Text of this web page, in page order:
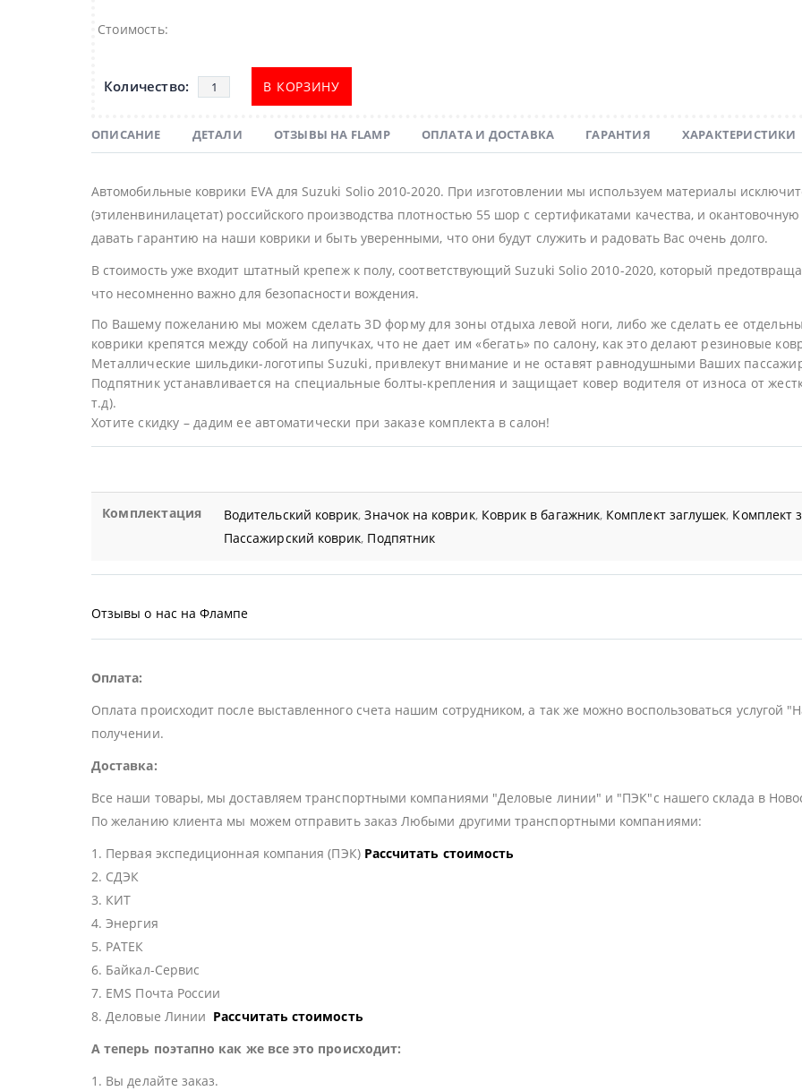
Стоимость:
В КОРЗИНУ
ОПИСАНИЕ ДЕТАЛИ ОТЗЫВЫ НА FLAMP ОПЛАТА И ДОСТАВКА ГАРАНТИЯ ХАРАКТЕРИСТИКИ
Автомобильные коврики EVA для Suzuki Solio 2010-2020. При изготовлении мы используем материалы
(этиленвинилацетат) российского производства плотностью 55 шор с сертификатами качества, и
давать гарантию на наши коврики и быть уверенными, что они будут служить и радовать Вас очень долго.
В стоимость уже входит штатный крепеж к полу, соответствующий Suzuki Solio 2010-2020, который
что несомненно важно для безопасности вождения.
По Вашему пожеланию мы можем сделать 3D форму для зоны отдыха левой ноги, либо же сделать ее
коврики крепятся между собой на липучках, что не дает им «бегать» по салону, как это делают резиновые
Металлические шильдики-логотипы Suzuki, привлекут внимание и не оставят равнодушными Ваших
Подпятник устанавливается на специальные болты-крепления и защищает ковер водителя от износа от
т.д).
Хотите скидку – дадим ее автоматически при заказе комплекта в салон!
Комплектация Водительский коврик,Значок на коврик, Коврик в багажник, Комплект заглушек, Комплект
Пассажирский коврик, Подпятник
Отзывы о нас на Флампе
Оплата:
Оплата происходит после выставленного счета нашим сотрудником, а так же можно воспользоваться
получении.
Доставка:
Все наши товары, мы доставляем транспортными компаниями "Деловые линии" и "ПЭК"с нашего склада в
По желанию клиента мы можем отправить заказ Любыми другими транспортными компаниями:
1. Первая экспедиционная компания (ПЭК) Рассчитать стоимость
2. СДЭК
3. КИТ
4. Энергия
5. РАТЕК
6. Байкал-Сервис
7. EMS Почта России
8. Деловые Линии Рассчитать стоимость
А теперь поэтапно как же все это происходит:
1. Вы делайте заказ.